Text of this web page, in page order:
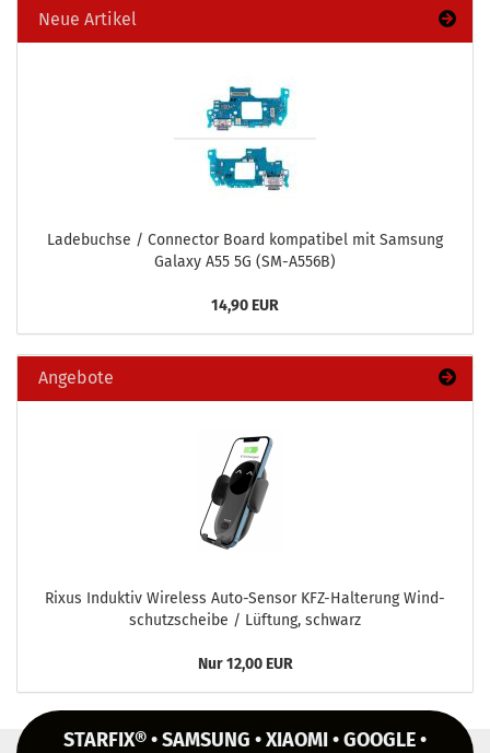
Neue Artikel
La­de­buch­se / Con­nec­tor Board kom­pa­ti­bel mit Sam­sung
Ga­la­xy A55 5G (SM-​A556B)
14,90 EUR
Angebote
Rixus In­duk­tiv Wire­less Auto-​Sensor KFZ-​Halterung Wind­
schutz­schei­be / Lüf­tung, schwarz
Nur 12,00 EUR
STARFIX® • SAMSUNG • XIAOMI • GOOGLE •